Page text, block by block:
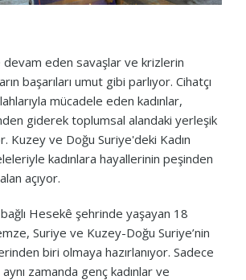
devam eden savaşlar ve krizlerin
başarıları umut gibi parlıyor. Cihatçı
mücadele eden kadınlar,
giderek toplumsal alandaki yerleşik
Kuzey ve Doğu Suriye'deki Kadın
kadınlara hayallerinin peşinden
açıyor.
Hesekê şehrinde yaşayan 18
Suriye ve Kuzey-Doğu Suriye’nin
biri olmaya hazırlanıyor. Sadece
zamanda genç kadınlar ve